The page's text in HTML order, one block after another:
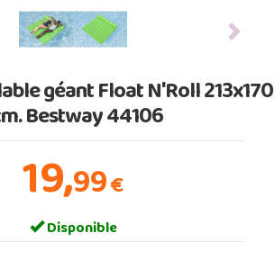
Next
géant Float N'Roll 213x170
Bestway 44106
19,99€
Disponible